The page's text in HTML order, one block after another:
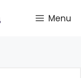
Menu